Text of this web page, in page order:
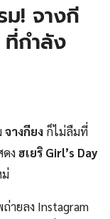
! จางกี
ที่กำลัง
จางกียง ก็ไม่ลืมที่
ดงฮเยริ Girl’s Day
ม่
ายลง Instagram